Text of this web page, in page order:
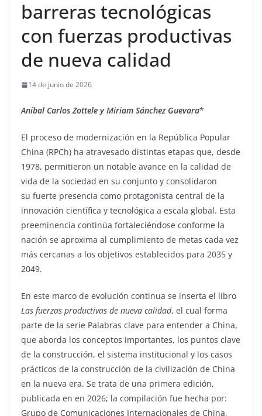
barreras tecnológicas
con fuerzas productivas
de nueva calidad
14 de junio de 2026
Aníbal Carlos Zottele y Miriam Sánchez Guevara*
El proceso de modernización en la República Popular
China (RPCh) ha atravesado distintas etapas que, desde
1978, permitieron un notable avance en la calidad de
vida de la sociedad en su conjunto y consolidaron
su fuerte presencia como protagonista central de la
innovación científica y tecnológica a escala global. Esta
preeminencia continúa fortaleciéndose conforme la
nación se aproxima al cumplimiento de metas cada vez
más cercanas a los objetivos establecidos para 2035 y
2049.
En este marco de evolución continua se inserta el libro
Las fuerzas productivas de nueva calidad, el cual forma
parte de la serie Palabras clave para entender a China,
que aborda los conceptos importantes, los puntos clave
de la construcción, el sistema institucional y los casos
prácticos de la construcción de la civilización de China
en la nueva era. Se trata de una primera edición,
publicada en en 2026; la compilación fue hecha por:
Grupo de Comunicaciones Internacionales de China,